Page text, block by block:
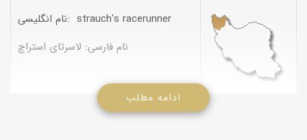
نام انگلیسی: strauch's racerunner
ادامه مطلب